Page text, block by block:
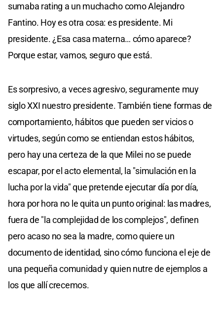
sumaba rating a un muchacho como Alejandro
Fantino. Hoy es otra cosa: es presidente. Mi
presidente. ¿Esa casa materna… cómo aparece?
Porque estar, vamos, seguro que está.
Es sorpresivo, a veces agresivo, seguramente muy
siglo XXI nuestro presidente. También tiene formas de
comportamiento, hábitos que pueden ser vicios o
virtudes, según como se entiendan estos hábitos,
pero hay una certeza de la que Milei no se puede
escapar, por el acto elemental, la "simulación en la
lucha por la vida" que pretende ejecutar día por día,
hora por hora no le quita un punto original: las madres,
fuera de "la complejidad de los complejos", definen
pero acaso no sea la madre, como quiere un
documento de identidad, sino cómo funciona el eje de
una pequeña comunidad y quien nutre de ejemplos a
los que allí crecemos.